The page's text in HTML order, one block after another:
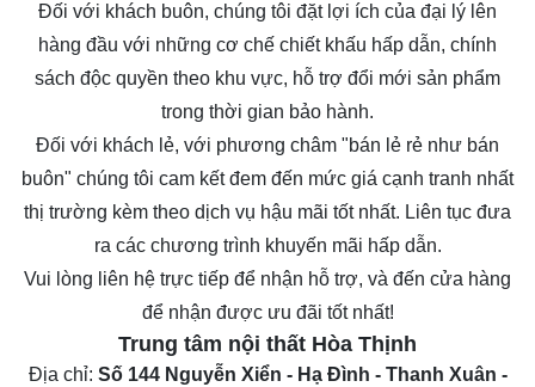
Đối với khách buôn, chúng tôi đặt lợi ích của đại lý lên
hàng đầu với những cơ chế chiết khấu hấp dẫn, chính
sách độc quyền theo khu vực, hỗ trợ đổi mới sản phẩm
trong thời gian bảo hành.
Đối với khách lẻ, với phương châm "bán lẻ rẻ như bán
buôn" chúng tôi cam kết đem đến mức giá cạnh tranh nhất
thị trường kèm theo dịch vụ hậu mãi tốt nhất. Liên tục đưa
ra các chương trình khuyến mãi hấp dẫn.
Vui lòng liên hệ trực tiếp để nhận hỗ trợ, và đến cửa hàng
để nhận được ưu đãi tốt nhất!
Trung tâm nội thất Hòa Thịnh
Địa chỉ: Số 144 Nguyễn Xiển - Hạ Đình - Thanh Xuân -